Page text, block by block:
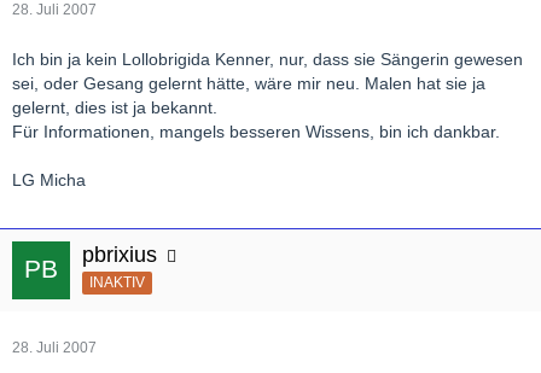
28. Juli 2007
Ich bin ja kein Lollobrigida Kenner, nur, dass sie Sängerin gewesen
sei, oder Gesang gelernt hätte, wäre mir neu. Malen hat sie ja
gelernt, dies ist ja bekannt.
Für Informationen, mangels besseren Wissens, bin ich dankbar.
LG Micha
pbrixius
INAKTIV
28. Juli 2007